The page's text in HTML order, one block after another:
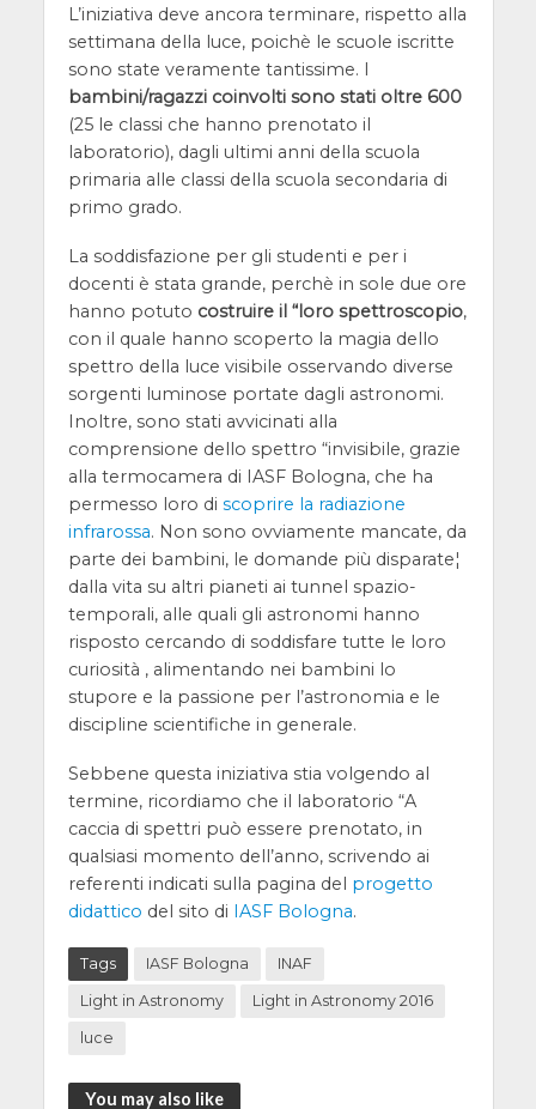
L’iniziativa deve ancora terminare, rispetto alla
settimana della luce, poichè le scuole iscritte
sono state veramente tantissime. I
bambini/ragazzi coinvolti sono stati oltre 600
(25 le classi che hanno prenotato il
laboratorio), dagli ultimi anni della scuola
primaria alle classi della scuola secondaria di
primo grado.
La soddisfazione per gli studenti e per i
docenti è stata grande, perchè in sole due ore
hanno potuto costruire il “loro spettroscopio,
con il quale hanno scoperto la magia dello
spettro della luce visibile osservando diverse
sorgenti luminose portate dagli astronomi.
Inoltre, sono stati avvicinati alla
comprensione dello spettro “invisibile, grazie
alla termocamera di IASF Bologna, che ha
permesso loro di scoprire la radiazione
infrarossa. Non sono ovviamente mancate, da
parte dei bambini, le domande più disparate¦
dalla vita su altri pianeti ai tunnel spazio-
temporali, alle quali gli astronomi hanno
risposto cercando di soddisfare tutte le loro
curiosità , alimentando nei bambini lo
stupore e la passione per l’astronomia e le
discipline scientifiche in generale.
Sebbene questa iniziativa stia volgendo al
termine, ricordiamo che il laboratorio “A
caccia di spettri può essere prenotato, in
qualsiasi momento dell’anno, scrivendo ai
referenti indicati sulla pagina del progetto
didattico del sito di IASF Bologna.
Tags IASF Bologna INAF
Light in Astronomy Light in Astronomy 2016
luce
You may also like